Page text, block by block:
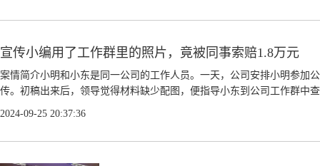
宣传小编用了工作群里的照片，竟被同事索赔1.8万元
案情简介小明和小东是同一公司的工作人员。一天，公司安排小明参加
传。初稿出来后，领导觉得材料缺少配图，便指导小东到公司工作群中
2024-09-25 20:37:36